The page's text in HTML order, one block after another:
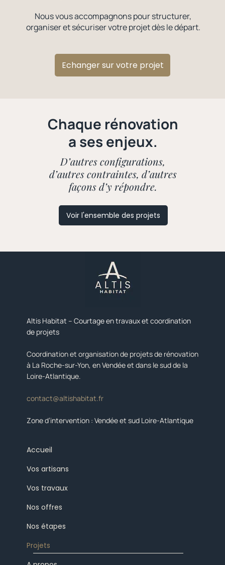
Accueil
Vos artisans
Vos travaux
Nos offres
Nos étapes
Projets
Altis Habitat – Courtage en travaux et coordination
de projets
Coordination et organisation de projets de rénovation
à La Roche-sur-Yon, en Vendée et dans le sud de la
Loire-Atlantique.
contact@altishabitat.fr
Zone d’intervention : Vendée et sud Loire-Atlantique
Nous vous accompagnons pour structurer,
organiser et sécuriser votre projet dès le départ.
Echanger sur votre projet
Chaque rénovation
a ses enjeux.
D’autres configurations,
d’autres contraintes, d’autres
façons d’y répondre.
Voir l'ensemble des projets